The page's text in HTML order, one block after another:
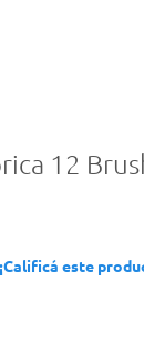
12
¡Calificá este